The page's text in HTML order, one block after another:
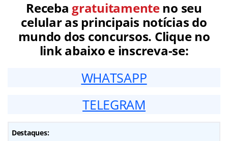
Receba gratuitamenteno seu
celular as principais notícias do
mundo dos concursos. Clique no
link abaixo e inscreva-se:
WHATSAPP
TELEGRAM
Destaques: